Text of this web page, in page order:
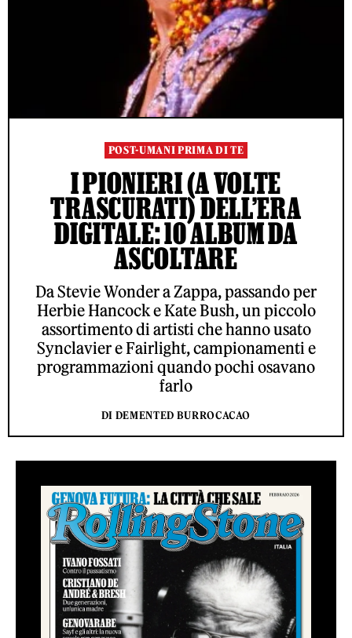
POST-UMANI PRIMA DI TE
I PIONIERI (A VOLTE
TRASCURATI) DELL’ERA
DIGITALE: 10 ALBUM DA
ASCOLTARE
Da Stevie Wonder a Zappa, passando per
Herbie Hancock e Kate Bush, un piccolo
assortimento di artisti che hanno usato
Synclavier e Fairlight, campionamenti e
programmazioni quando pochi osavano
farlo
DI DEMENTED BURROCACAO